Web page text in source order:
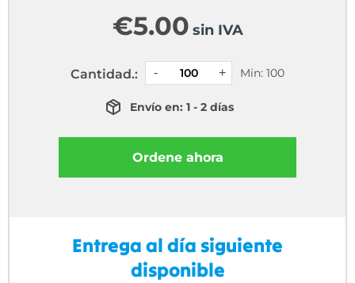
€5.00 sin IVA
Cantidad.: Min: 100
Envío en: 1 - 2 días
Ordene ahora
Entrega al día siguiente
disponible